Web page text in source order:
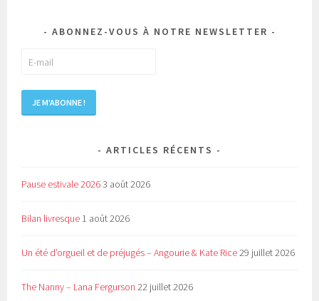
ABONNEZ-VOUS À NOTRE NEWSLETTER
ARTICLES RÉCENTS
Pause estivale 20263 août 2026
Bilan livresque 1 août 2026
Un été d’orgueil et de préjugés – Angourie & Kate Rice29 juillet 2026
The Nanny – Lana Fergurson 22 juillet 2026